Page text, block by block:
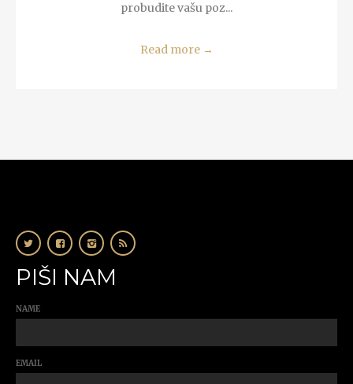
probudite vašu poz...
Read more →
PIŠI NAM
NAME
EMAIL